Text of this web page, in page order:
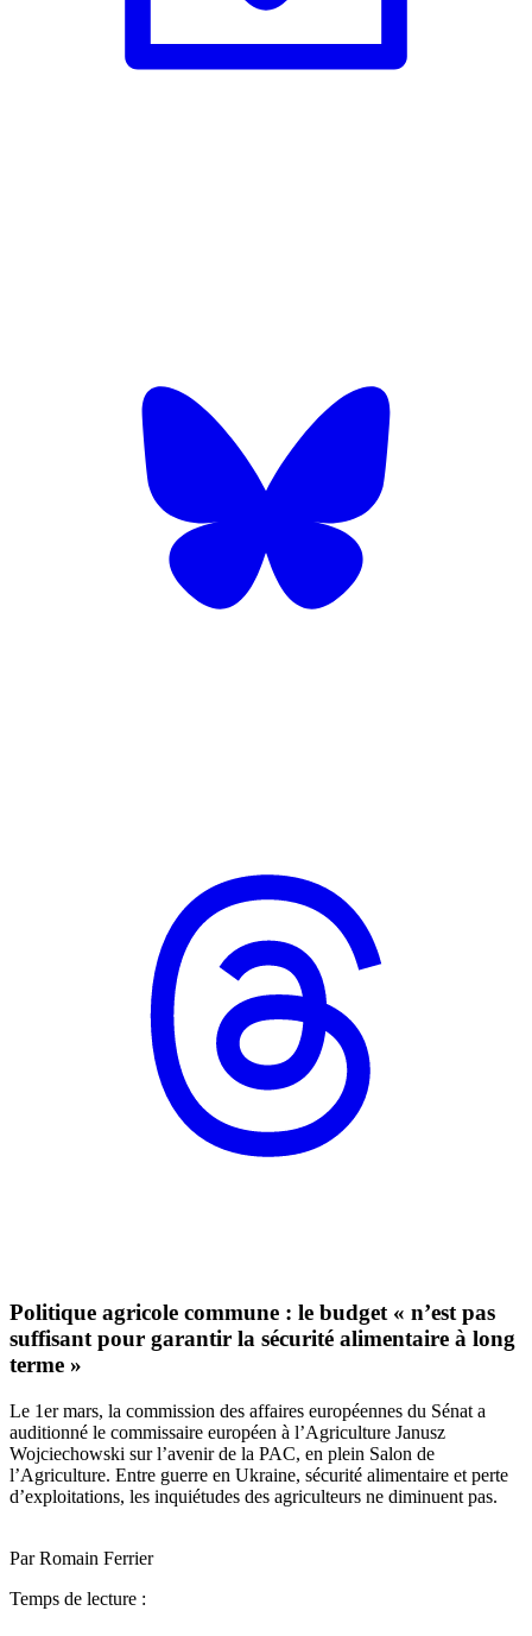
Politique agricole commune : le budget « n’est pas
suffisant pour garantir la sécurité alimentaire à long
terme »
Le 1er mars, la commission des affaires européennes du Sénat a
auditionné le commissaire européen à l’Agriculture Janusz
Wojciechowski sur l’avenir de la PAC, en plein Salon de
l’Agriculture. Entre guerre en Ukraine, sécurité alimentaire et perte
d’exploitations, les inquiétudes des agriculteurs ne diminuent pas.
Par Romain Ferrier
Temps de lecture :